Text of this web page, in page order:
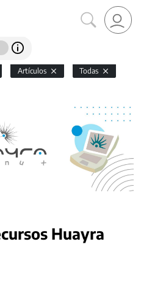
Artículos
Todas
Huayra